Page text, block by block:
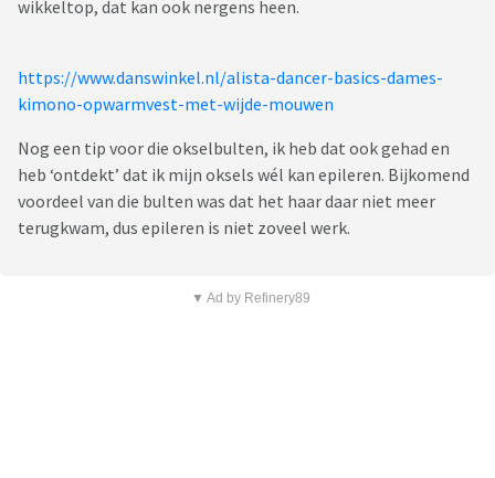
wikkeltop, dat kan ook nergens heen.
https://www.danswinkel.nl/alista-dancer-basics-dames-
kimono-opwarmvest-met-wijde-mouwen
Nog een tip voor die okselbulten, ik heb dat ook gehad en
heb ‘ontdekt’ dat ik mijn oksels wél kan epileren. Bijkomend
voordeel van die bulten was dat het haar daar niet meer
terugkwam, dus epileren is niet zoveel werk.
▼ Ad by Refinery89